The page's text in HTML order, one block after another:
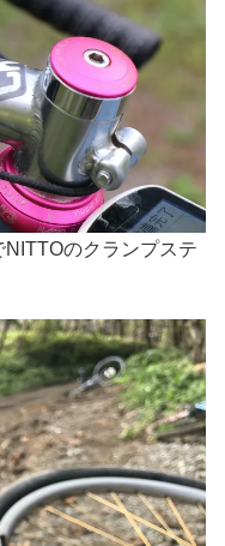
のクランプステ